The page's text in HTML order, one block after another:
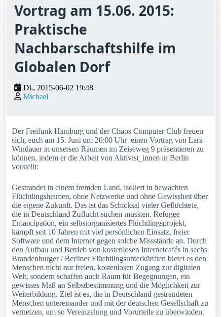
Vortrag am 15.06. 2015:
Praktische
Nachbarschaftshilfe im
Globalen Dorf
Di., 2015-06-02 19:48
Michael
Der Freifunk Hamburg und der Chaos Computer Club freuen
sich, euch am 15. Juni um 20:00 Uhr einen Vortrag von Lars
Windauer in unsersen Räumen im Zeiseweg 9 präsentieren zu
können, indem er die Arbeit von Aktivist_innen in Berlin
vorstellt:
Gestrandet in einem fremden Land, isoliert in bewachten
Flüchtlingsheimen, ohne Netzwerke und ohne Gewissheit über
die eigene Zukunft. Das ist das Schicksal vieler Geflüchtete,
die in Deutschland Zuflucht suchen mussten. Refugee
Emancipation, ein selbstorganisiertes Flüchtlingsprojekt,
kämpft seit 10 Jahren mit viel persönlichen Einsatz, freier
Software und dem Internet gegen solche Missstände an. Durch
den Aufbau und Betrieb von kostenlosen Internetcafés in sechs
Brandenburger / Berliner Flüchtlingsunterkünften bietet es den
Menschen nicht nur freien, kostenlosen Zugang zur digitalen
Welt, sondern schaffen auch Raum für Begegnungen, ein
gewisses Maß an Selbstbestimmung und die Möglichkeit zur
Weiterbildung. Ziel ist es, die in Deutschland gestrandeten
Menschen untereinander und mit der deutschen Gesellschaft zu
vernetzen, um so Vereinzelung und Vorurteile zu überwinden.